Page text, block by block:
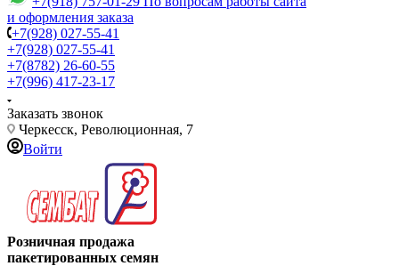
и оформления заказа
+7(928) 027-55-41
+7(928) 027-55-41
+7(8782) 26-60-55
+7(996) 417-23-17
Заказать звонок
Черкесск, Революционная, 7
Войти
Розничная продажа
пакетированных семян